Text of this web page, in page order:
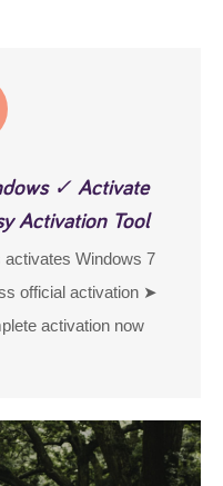
✓ Activate
Activation Tool
Windows 7
official activation ➤
activation now